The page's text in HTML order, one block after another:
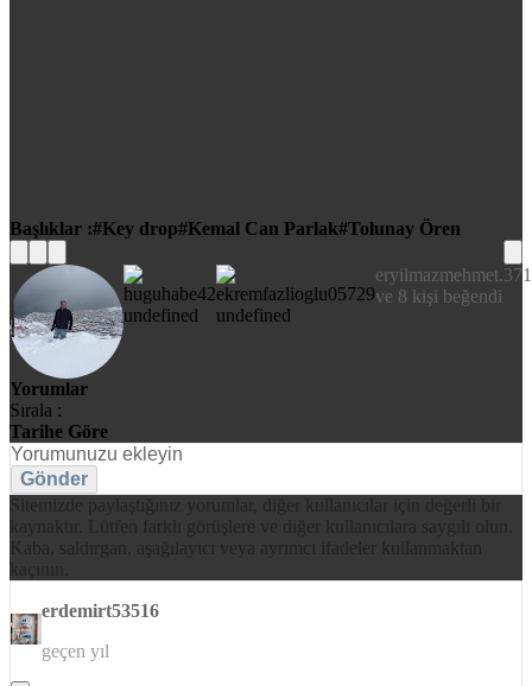
Başlıklar : Key drop Kemal Can Parlak Tolunay Ören
ve 8 kişi beğendi
Yorumlar
Sırala :
Tarihe Göre
Gönder
erdemirt53516
geçen yıl